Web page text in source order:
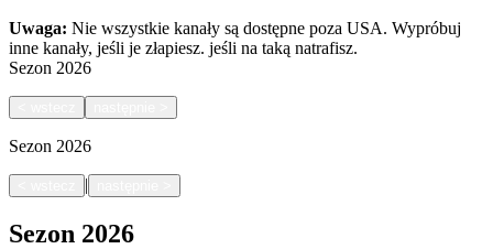
Uwaga: Nie wszystkie kanały są dostępne poza USA. Wypróbuj
inne kanały, jeśli je złapiesz. jeśli na taką natrafisz.
Sezon 2026
Sezon 2026
|
Sezon 2026